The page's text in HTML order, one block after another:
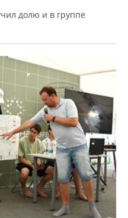
долю и в группе